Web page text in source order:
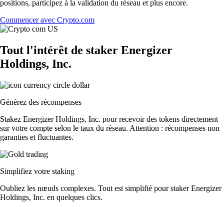
positions, participez à la validation du réseau et plus encore.
Commencer avec Crypto.com
Tout l'intérêt de staker Energizer
Holdings, Inc.
Générez des récompenses
Stakez Energizer Holdings, Inc. pour recevoir des tokens directement
sur votre compte selon le taux du réseau. Attention : récompenses non
garanties et fluctuantes.
Simplifiez votre staking
Oubliez les nœuds complexes. Tout est simplifié pour staker Energizer
Holdings, Inc. en quelques clics.